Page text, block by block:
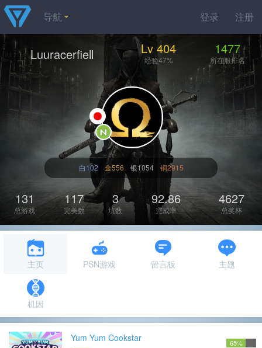
登录 注册
导航
Luuracerfiell Lv 404
经验47%
1477
所在服排名
白102 金556 银1054 铜2915
131
总游戏
117
完美数
3
坑数
92.86
完成率
4627
总奖杯
主页 PSN游戏 留言板 主题
机因
Yum Yum Cookstar 65%